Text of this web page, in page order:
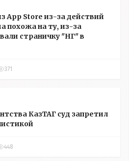
App Store из-за действий
похожа на ту, из-за
страничку "НГ" в
371
КазТАГ суд запретил
448